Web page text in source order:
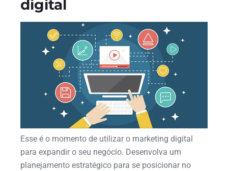
digital
Esse é o momento de utilizar o marketing digital
para expandir o seu negócio. Desenvolva um
planejamento estratégico para se posicionar no